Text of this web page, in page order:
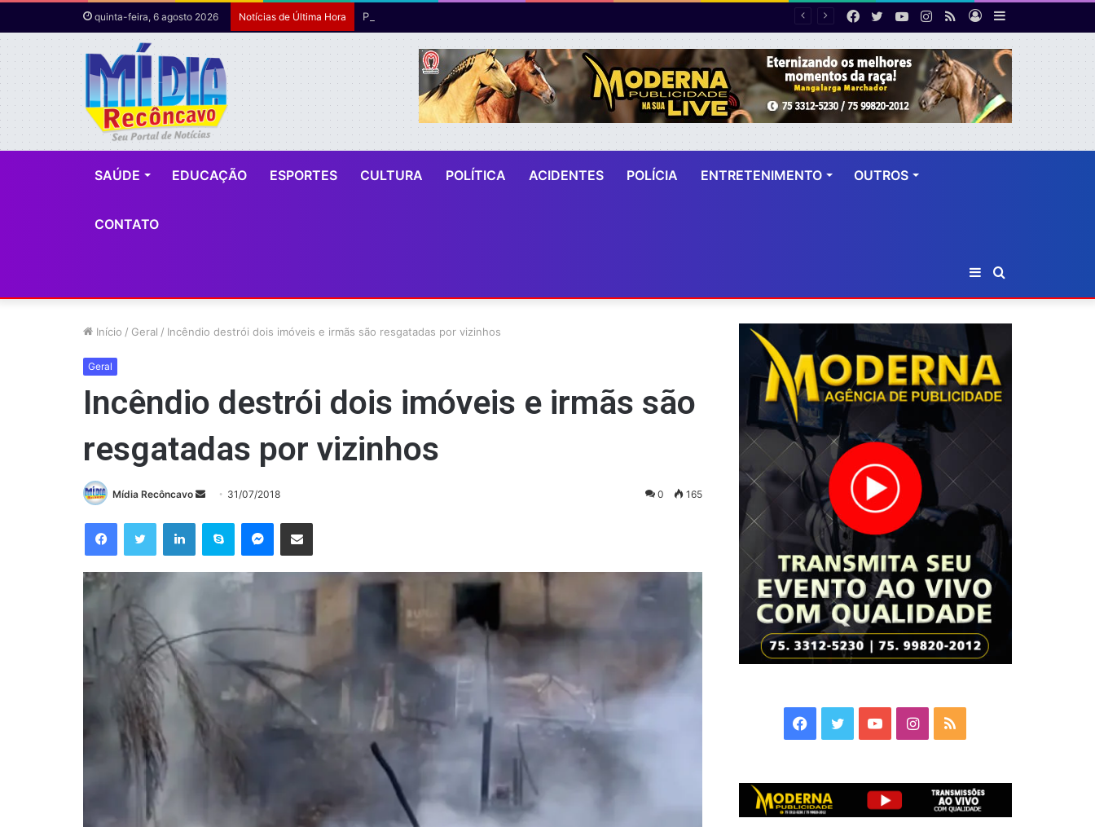
quinta-feira, 6 agosto 2026 Notícias de Última Hora
Barra
Lateral
Entrar
RSS
Instagram
YouTube
Twitter
Facebook
SAÚDE EDUCAÇÃO ESPORTES CULTURA POLÍTICA ACIDENTES POLÍCIA ENTRETENIMENTO OUTROS
CONTATO
por
Barra
Lateral
Início / Geral / Incêndio destrói dois imóveis e irmãs são resgatadas por vizinhos
Geral
Incêndio destrói dois imóveis e irmãs são
resgatadas por vizinhos
Mídia Recôncavo
Mande
e-
31/07/2018 0 165
FacebookTwitter LinkedinSkype Messenger
Compartilhar via e-mail
Facebook
TwitterYouTubeInstagram
RSS